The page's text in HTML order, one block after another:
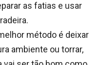
as fatias e usar
método é deixar
ambiente ou torrar,